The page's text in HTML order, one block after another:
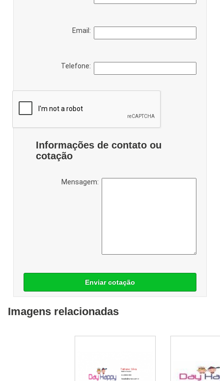
Email:
Telefone:
Informações de contato ou
cotação
Mensagem:
Enviar cotação
Imagens relacionadas